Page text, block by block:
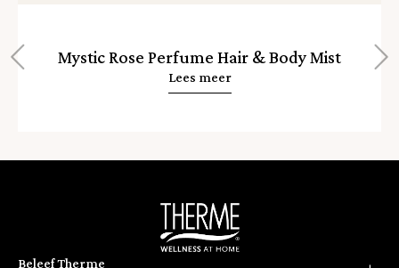
Mystic Rose Perfume Hair & Body Mist
Lees meer
Home
Beleef Therme